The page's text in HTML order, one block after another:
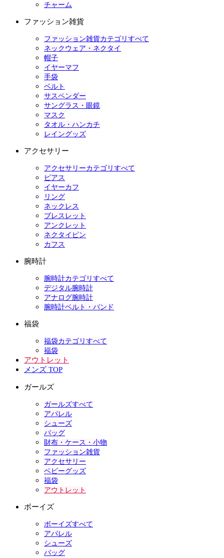
チャーム
ファッション雑貨
ファッション雑貨カテゴリすべて
ネックウェア・ネクタイ
帽子
イヤーマフ
手袋
ベルト
サスペンダー
サングラス・眼鏡
マスク
タオル・ハンカチ
レイングッズ
アクセサリー
アクセサリーカテゴリすべて
ピアス
イヤーカフ
リング
ネックレス
ブレスレット
アンクレット
ネクタイピン
カフス
腕時計
腕時計カテゴリすべて
デジタル腕時計
アナログ腕時計
腕時計ベルト・バンド
福袋
福袋カテゴリすべて
福袋
アウトレット
メンズ TOP
ガールズ
ガールズすべて
アパレル
シューズ
バッグ
財布・ケース・小物
ファッション雑貨
アクセサリー
ベビーグッズ
福袋
アウトレット
ボーイズ
ボーイズすべて
アパレル
シューズ
バッグ